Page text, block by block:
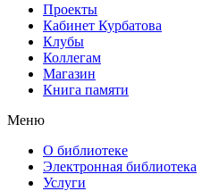
Проекты
Кабинет Курбатова
Клубы
Коллегам
Магазин
Книга памяти
Меню
О библиотеке
Электронная библиотека
Услуги